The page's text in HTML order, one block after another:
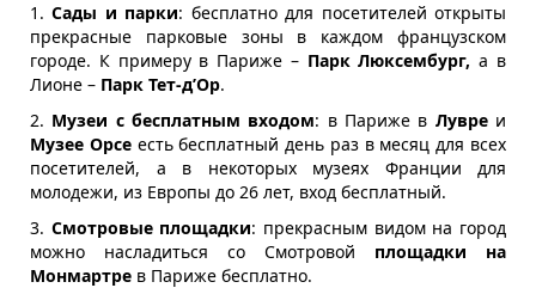
1. Сады и парки: бесплатно для посетителей открыты
прекрасные парковые зоны в каждом французском
городе. К примеру в Париже – Парк Люксембург, а в
Лионе – Парк Тет-д’Ор.
2. Музеи с бесплатным входом: в Париже в Лувре
Музее Орсе есть бесплатный день раз в месяц для всех
посетителей, а в некоторых музеях Франции для
молодежи, из Европы до 26 лет, вход бесплатный.
3. Смотровые площадки: прекрасным видом на город
можно насладиться со Смотровой площадки на
Монмартре в Париже бесплатно.